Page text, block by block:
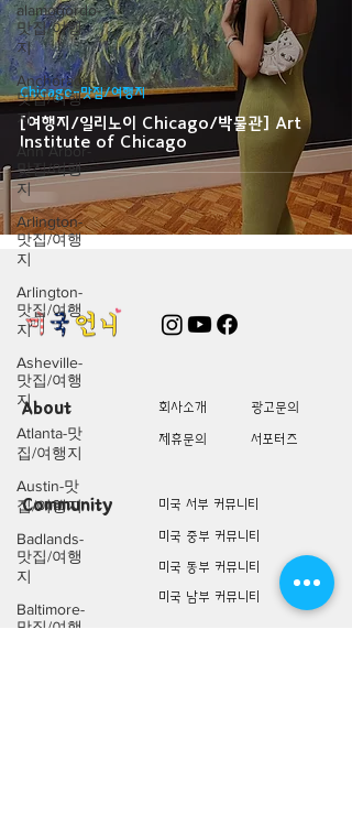
alamogordo-
맛집/여행
지
Anchorage-
맛집/여행
지
Ann Arbor-
맛집/여행
지
Arlington-
맛집/여행
지
Arlington-
맛집/여행
지
Asheville-
맛집/여행
지
Atlanta-맛
집/여행지
Austin-맛
집/여행지
Badlands-
맛집/여행
지
Baltimore-
맛집/여행
[여행지/일리노이 Chicago/박물관] Art
Institute of Chicago
Chicago-맛집/여행지
About 회사소개
광고문의
제휴문의
서포터즈
Community
미국 서부 커뮤니티
미국 중부 커뮤니티
미국 동부 커뮤니티
미국 남부 커뮤니티